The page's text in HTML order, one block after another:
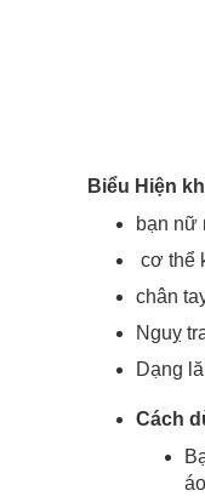
Biểu Hiện
bạn nữ
cơ thể
chân
Nguỵ
Dạng
Cách